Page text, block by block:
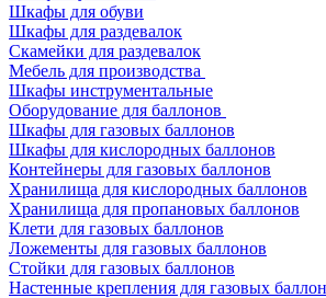
Шкафы для обуви
Шкафы для раздевалок
Скамейки для раздевалок
Мебель для производства
Шкафы инструментальные
Оборудование для баллонов
Шкафы для газовых баллонов
Шкафы для кислородных баллонов
Контейнеры для газовых баллонов
Хранилища для кислородных баллонов
Хранилища для пропановых баллонов
Клети для газовых баллонов
Ложементы для газовых баллонов
Стойки для газовых баллонов
Настенные крепления для газовых